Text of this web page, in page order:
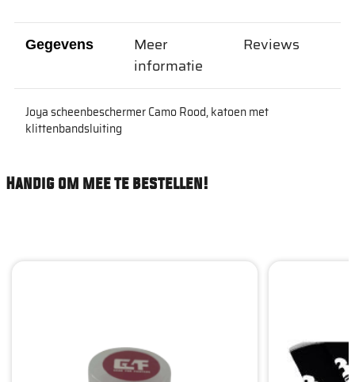
Gegevens
Joya scheenbeschermer Camo Rood, katoen met
klittenbandsluiting
Meer
informatie
Reviews
Handig om mee te bestellen!